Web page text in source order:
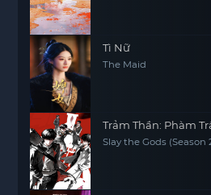
Tì Nữ
The Maid
Trảm Thần: Phàm
Slay the Gods (Season